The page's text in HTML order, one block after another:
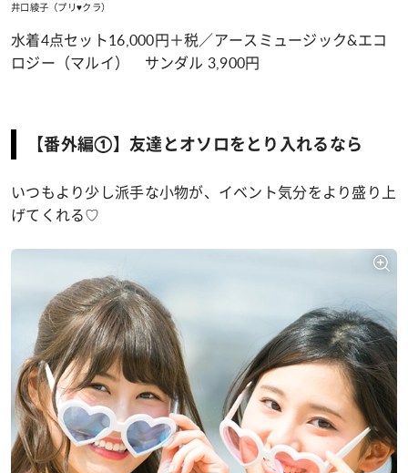
井口綾子（プリ♥クラ）
水着4点セット16,000円＋税／アースミュージック&エコ
ロジー（マルイ） サンダル 3,900円
【番外編①】友達とオソロをとり入れるなら
いつもより少し派手な小物が、イベント気分をより盛り上
げてくれる♡